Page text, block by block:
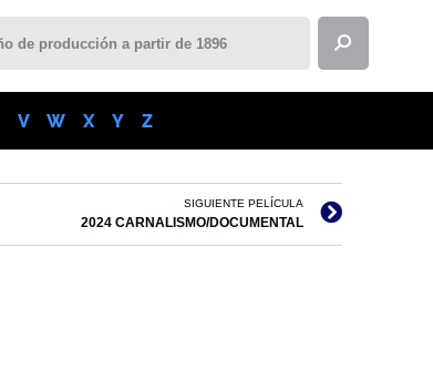
V W X Y Z
SIGUIENTE PELÍCULA
2024 CARNALISMO/DOCUMENTAL